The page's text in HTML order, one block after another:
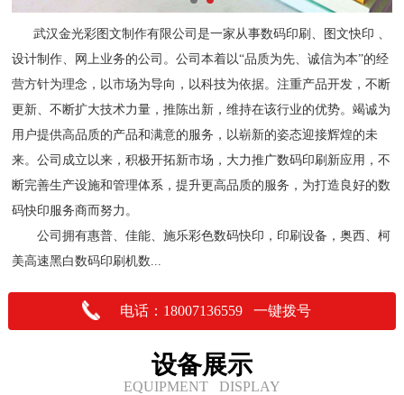
武汉金光彩图文制作有限公司是一家从事数码印刷、图文快印 、
设计制作、网上业务的公司。公司本着以“品质为先、诚信为本”的经
营方针为理念，以市场为导向，以科技为依据。注重产品开发，不断
更新、不断扩大技术力量，推陈出新，维持在该行业的优势。竭诚为
用户提供高品质的产品和满意的服务，以崭新的姿态迎接辉煌的未
来。公司成立以来，积极开拓新市场，大力推广数码印刷新应用，不
断完善生产设施和管理体系，提升更高品质的服务，为打造良好的数
码快印服务商而努力。
公司拥有惠普、佳能、施乐彩色数码快印，印刷设备，奥西、柯
美高速黑白数码印刷机数...
电话：18007136559 一键拨号
设备展示
EQUIPMENT DISPLAY